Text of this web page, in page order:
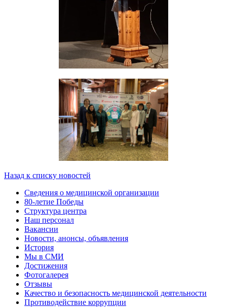
Назад к списку новостей
Сведения о медицинской организации
80-летие Победы
Структура центра
Наш персонал
Вакансии
Новости, анонсы, объявления
История
Мы в СМИ
Достижения
Фотогалерея
Отзывы
Качество и безопасность медицинской деятельности
Противодействие коррупции